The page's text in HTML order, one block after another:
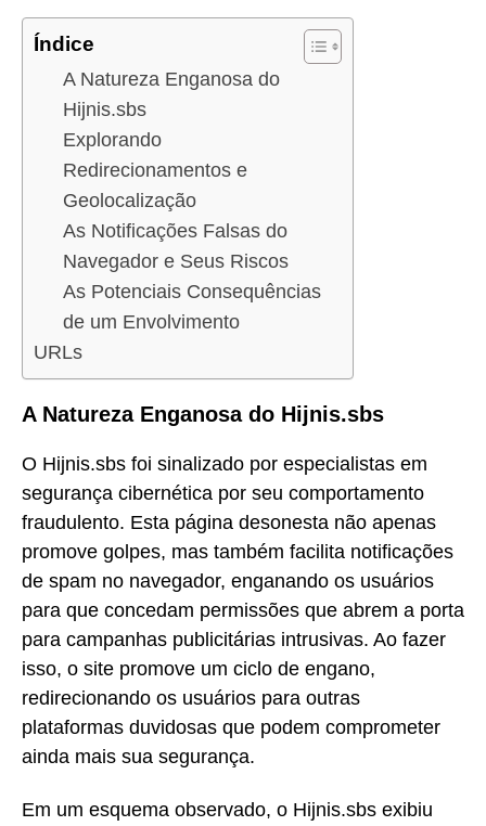
Índice
A Natureza Enganosa do
Hijnis.sbs
Explorando
Redirecionamentos e
Geolocalização
As Notificações Falsas do
Navegador e Seus Riscos
As Potenciais Consequências
de um Envolvimento
URLs
A Natureza Enganosa do Hijnis.sbs
O Hijnis.sbs foi sinalizado por especialistas em
segurança cibernética por seu comportamento
fraudulento. Esta página desonesta não apenas
promove golpes, mas também facilita notificações
de spam no navegador, enganando os usuários
para que concedam permissões que abrem a porta
para campanhas publicitárias intrusivas. Ao fazer
isso, o site promove um ciclo de engano,
redirecionando os usuários para outras
plataformas duvidosas que podem comprometer
ainda mais sua segurança.
Em um esquema observado, o Hijnis.sbs exibiu